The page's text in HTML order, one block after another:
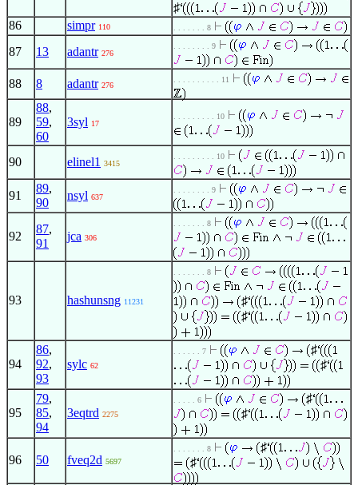
♯
86
simpr 110 . . . . . . . 8
87 13 adantr 276
. . . . . . . . 9
88 8 adantr 276
. . . . . . . . . . 11
89
88,
59,
60
3syl 17
. . . . . . . . . 10
90 elinel1 3415
. . . . . . . . . 10
91
89,
90
nsyl 637
. . . . . . . . 9
92
87,
91
jca 306
. . . . . . . 8
93 hashunsng 11231
. . . . . . . 8
♯
♯
94
86,
92,
93
sylc 62
. . . . . . 7
♯
♯
95
79,
85,
94
3eqtrd 2275
. . . . . 6
♯
♯
96 50 fveq2d 5697
. . . . . . . 8
♯
♯